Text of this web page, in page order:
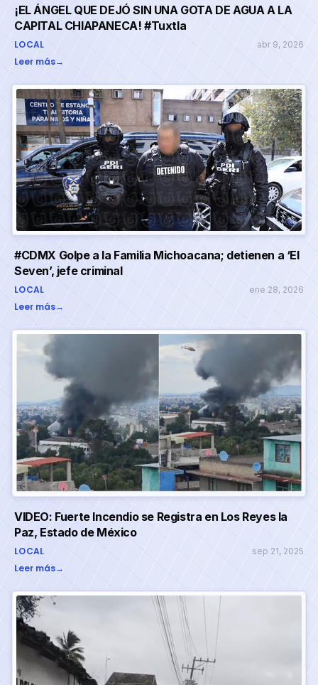
¡EL ÁNGEL QUE DEJÓ SIN UNA GOTA DE AGUA A LA
CAPITAL CHIAPANECA! #Tuxtla
LOCAL abr 9, 2026
Leer más→
#CDMX Golpe a la Familia Michoacana; detienen a ‘El
Seven’, jefe criminal
LOCAL ene 28, 2026
Leer más→
VIDEO: Fuerte Incendio se Registra en Los Reyes la
Paz, Estado de México
LOCAL sep 21, 2025
Leer más→